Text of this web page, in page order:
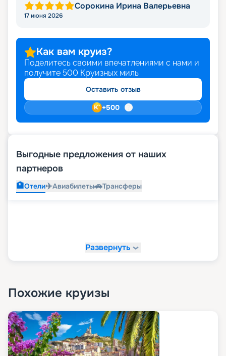
Сорокина Ирина Валерьевна
17 июня 2026
Как вам круиз?
Поделитесь своими впечатлениями с нами и
получите 500 Круизных миль
Оставить отзыв
+500
Выгодные предложения от наших
партнеров
🏨Отели✈️Авиабилеты🚗Трансферы
Развернуть
Похожие круизы